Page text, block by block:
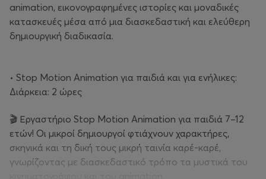
animation, εικονογραφημένες ιστορίες και μοναδικές
κατασκευές μέσα από μια διασκεδαστική και ελεύθερη
δημιουργική διαδικασία.
• Stop Motion Animation για παιδιά και για ενήλικες:
Διάρκεια: 2 ώρες
🎬 Εργαστήριο Stop Motion Animation για παιδιά 7–12
ετών! Οι μικροί δημιουργοί φτιάχνουν χαρακτήρες,
σκηνικά και τη δική τους μικρή ταινία καρέ-καρέ,
γνωρίζοντας με διασκεδαστικό τρόπο τα μυστικά του